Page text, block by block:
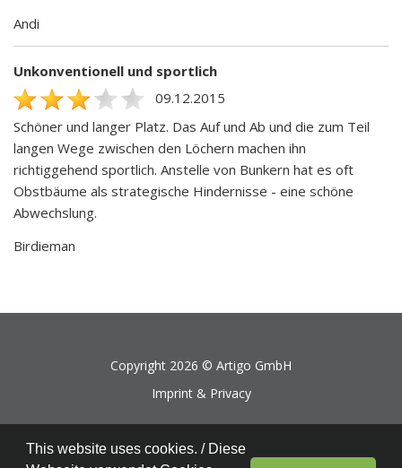
Andi
Unkonventionell und sportlich
09.12.2015
Schöner und langer Platz. Das Auf und Ab und die zum Teil
langen Wege zwischen den Löchern machen ihn
richtiggehend sportlich. Anstelle von Bunkern hat es oft
Obstbäume als strategische Hindernisse - eine schöne
Abwechslung.
Birdieman
Copyright 2026 © Artigo GmbH
Imprint & Privacy
This website uses cookies. / Diese